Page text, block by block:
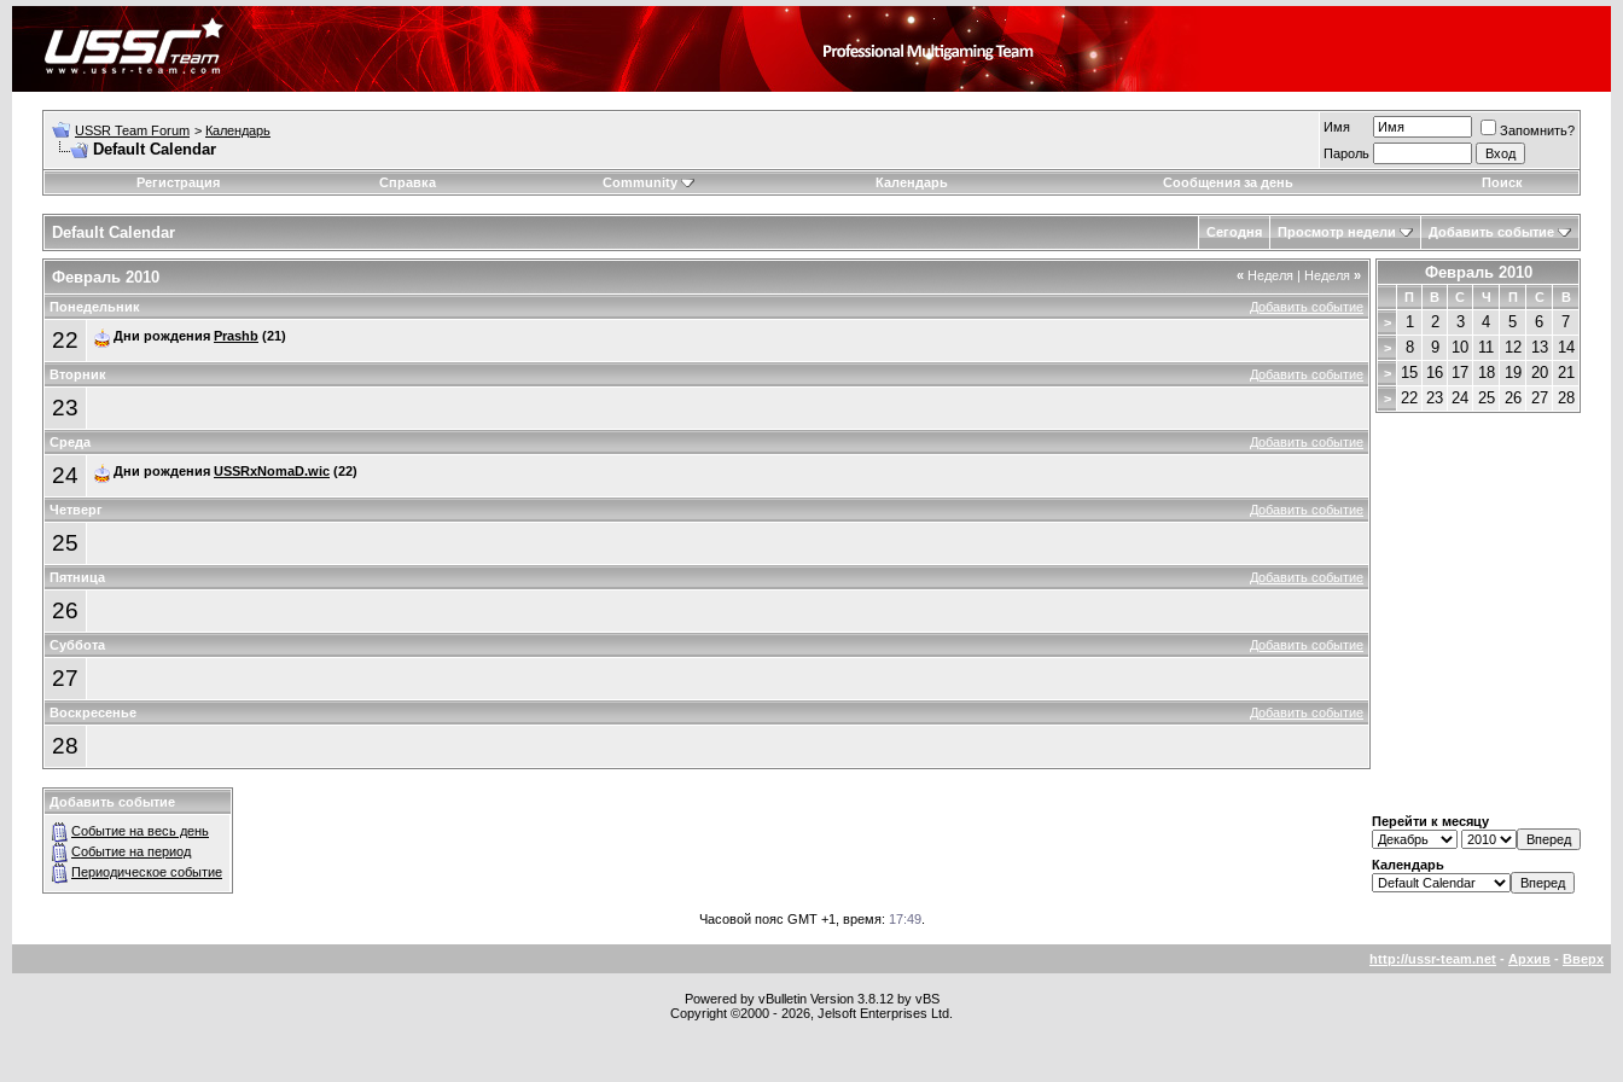
USSR Team Forum > Календарь
Default Calendar
Имя
Запомнить?
Пароль
Регистрация
Справка Community Календарь Сообщения за день Поиск
Default Calendar Сегодня Просмотр недели Добавить событие
« Неделя | Неделя »
Февраль 2010
Добавить событие
Понедельник
22 Дни рождения Prashb (21)
Добавить событие
Вторник
23
Добавить событие
Среда
24 Дни рождения USSRxNomaD.wic (22)
Добавить событие
Четверг
25
Добавить событие
Пятница
26
Добавить событие
Суббота
27
Добавить событие
Воскресенье
28
Февраль 2010
П В С Ч П С
В
>
1 2 3 4 5 6 7
> 8 9 10 11 12 13 14
> 15 16 17 18 19 20 21
> 22 23 24 25 26 27 28
Добавить событие
Событие на весь день
Событие на период
Периодическое событие
Перейти к месяцу
Календарь
Часовой пояс GMT +1, время: 17:49.
http://ussr-team.net - Архив - Вверх
Powered by vBulletin Version 3.8.12 by vBS
Copyright ©2000 - 2026, Jelsoft Enterprises Ltd.